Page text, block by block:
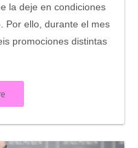
la deje en condiciones
Por ello, durante el mes
promociones distintas